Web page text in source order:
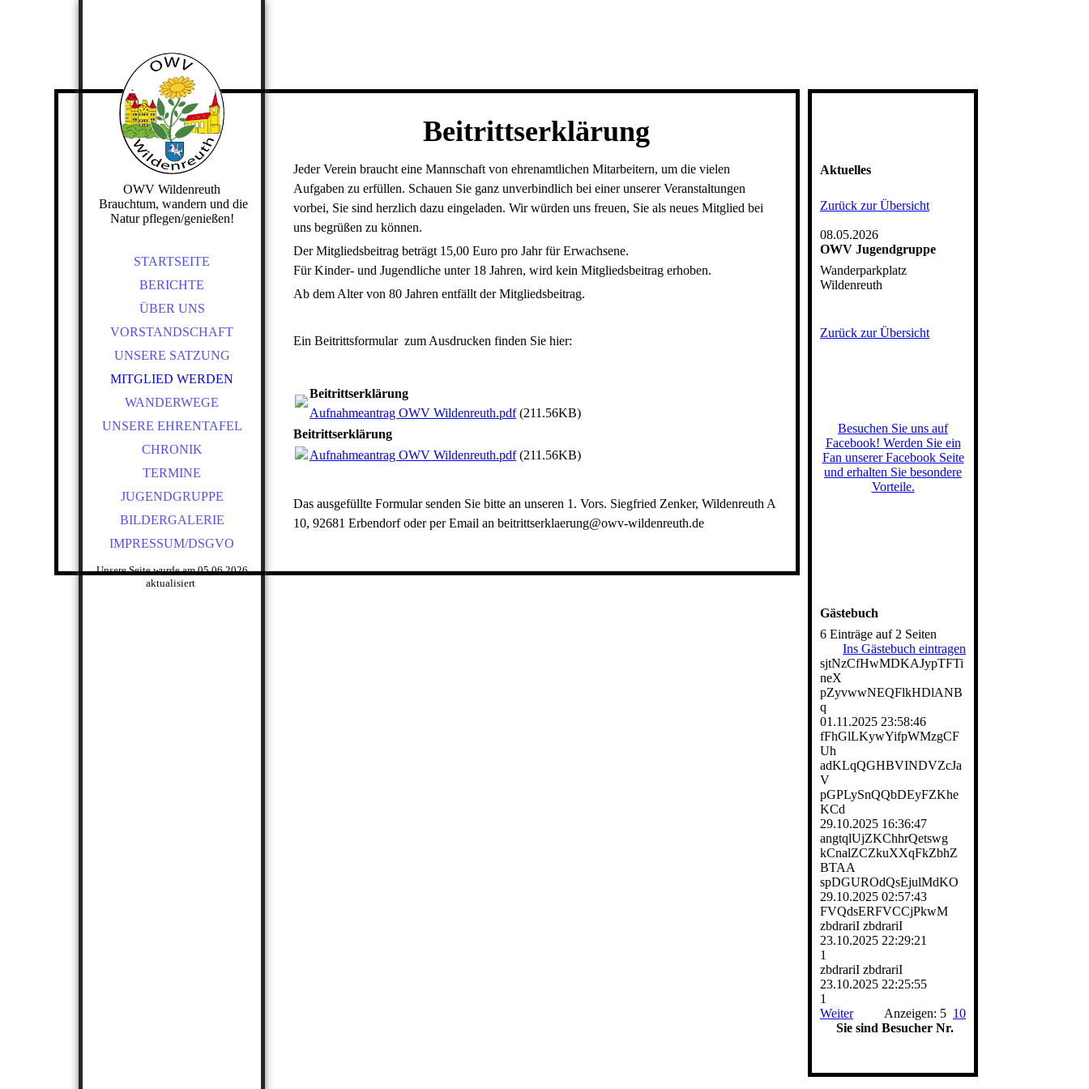
OWV Wildenreuth
Brauchtum, wandern und die
Natur pflegen/genießen!
STARTSEITE
BERICHTE
ÜBER UNS
VORSTANDSCHAFT
UNSERE SATZUNG
MITGLIED WERDEN
WANDERWEGE
UNSERE EHRENTAFEL
CHRONIK
TERMINE
JUGENDGRUPPE
BILDERGALERIE
IMPRESSUM/DSGVO
Unsere Seite wurde am 05.06.2026
aktualisiert
Beitrittserklärung
Jeder Verein braucht eine Mannschaft von ehrenamtlichen Mitarbeitern, um die vielen
Aufgaben zu erfüllen. Schauen Sie ganz unverbindlich bei einer unserer Veranstaltungen
vorbei, Sie sind herzlich dazu eingeladen. Wir würden uns freuen, Sie als neues Mitglied bei
uns begrüßen zu können.
Der Mitgliedsbeitrag beträgt 15,00 Euro pro Jahr für Erwachsene.
Für Kinder- und Jugendliche unter 18 Jahren, wird kein Mitgliedsbeitrag erhoben.
Ab dem Alter von 80 Jahren entfällt der Mitgliedsbeitrag.
Ein Beitrittsformular zum Ausdrucken finden Sie hier:
Beitrittserklärung
Aufnahmeantrag OWV Wildenreuth.pdf(211.56KB)
Beitrittserklärung
Aufnahmeantrag OWV Wildenreuth.pdf(211.56KB)
Das ausgefüllte Formular senden Sie bitte an unseren 1. Vors. Siegfried Zenker, Wildenreuth A
10, 92681 Erbendorf oder per Email an beitrittserklaerung@owv-wildenreuth.de
Aktuelles
Zurück zur Übersicht
08.05.2026
OWV Jugendgruppe
Wanderparkplatz
Wildenreuth
Zurück zur Übersicht
Besuchen Sie uns auf
Facebook! Werden Sie ein
Fan unserer Facebook Seite
und erhalten Sie besondere
Vorteile.
Gästebuch
6 Einträge auf 2 Seiten
Ins Gästebuch eintragen
sjtNzCfHwMDKAJypTFTi
neX
pZyvwwNEQFlkHDlANB
q
01.11.2025 23:58:46
fFhGlLKywYifpWMzgCF
Uh
adKLqQGHBVINDVZcJa
V
pGPLySnQQbDEyFZKhe
KCd
29.10.2025 16:36:47
angtqlUjZKChhrQetswg
kCnalZCZkuXXqFkZbhZ
BTAA
spDGUROdQsEjulMdKO
29.10.2025 02:57:43
FVQdsERFVCCjPkwM
zbdrariI zbdrariI
23.10.2025 22:29:21
1
zbdrariI zbdrariI
23.10.2025 22:25:55
1
Weiter
Anzeigen: 5 10
Sie sind Besucher Nr.